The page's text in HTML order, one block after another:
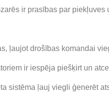
ir prasības par
ļaujot drošības komandai
ir iespēja piešķirt un
sistēma ļauj viegli ģenerēt